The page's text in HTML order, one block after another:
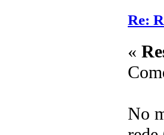
Re:
«
No